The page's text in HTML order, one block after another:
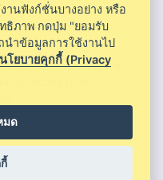
Center, Chiang Mai
District,
นฟังก์ชั่นบางอย่าง หรือ
ธิภาพ กดปุ่ม "ยอมรับ
นำข้อมูลการใช้งานไป
นโยบายคุกกี้ (Privacy
มด